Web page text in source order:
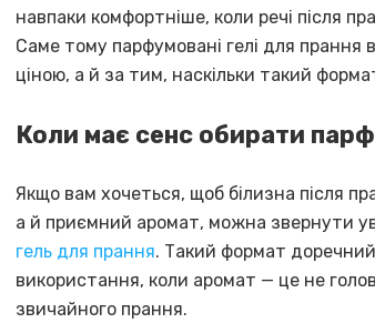
навпаки комфортніше, коли речі після
Саме тому парфумовані гелі для прання
ціною, а й за тим, наскільки такий
Коли має сенс обирати
Якщо вам хочеться, щоб білизна після
а й приємний аромат, можна звернути
гель для прання. Такий формат
використання, коли аромат — це не
звичайного прання.